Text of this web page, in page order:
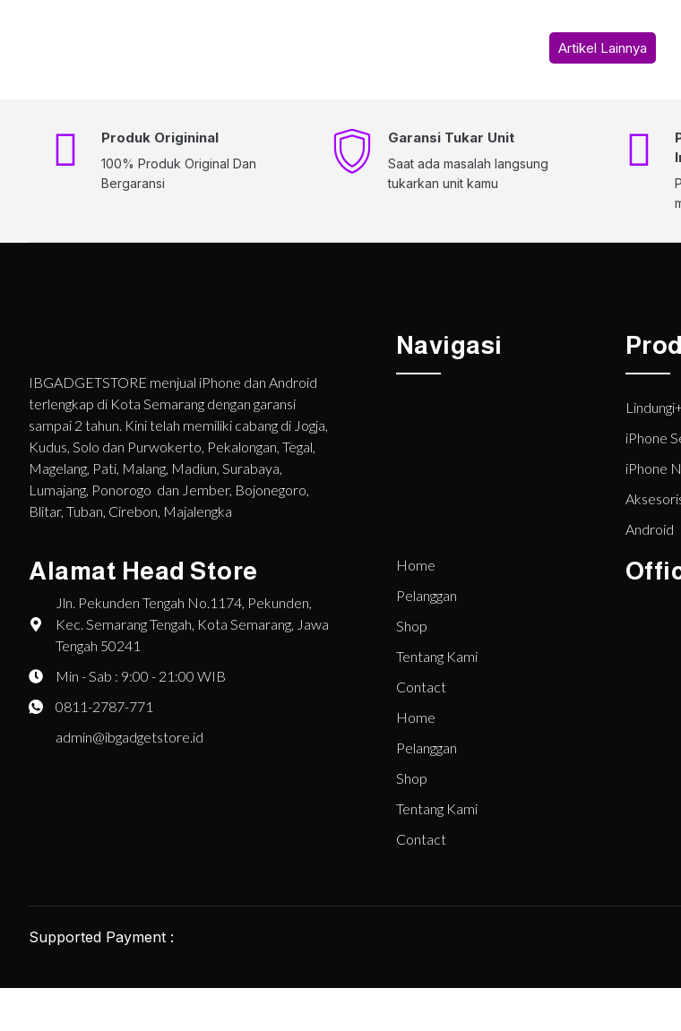
Artikel Lainnya
Produk Origininal
100% Produk Original Dan
Bergaransi
Garansi Tukar Unit
Saat ada masalah langsung
tukarkan unit kamu
IBGADGETSTORE menjual iPhone dan Android
terlengkap di Kota Semarang dengan garansi
sampai 2 tahun. Kini telah memiliki cabang di Jogja,
Kudus, Solo dan Purwokerto, Pekalongan, Tegal,
Magelang, Pati, Malang, Madiun, Surabaya,
Lumajang, Ponorogo dan Jember, Bojonegoro,
Blitar, Tuban, Cirebon, Majalengka
Alamat Head Store
Jln. Pekunden Tengah No.1174, Pekunden,
Kec. Semarang Tengah, Kota Semarang, Jawa
Tengah 50241
Min - Sab : 9:00 - 21:00 WIB
0811-2787-771
admin@ibgadgetstore.id
Navigasi
Home
Pelanggan
Shop
Tentang Kami
Contact
Home
Pelanggan
Shop
Tentang Kami
Contact
iPhone
iPhone
Android
Supported Payment :